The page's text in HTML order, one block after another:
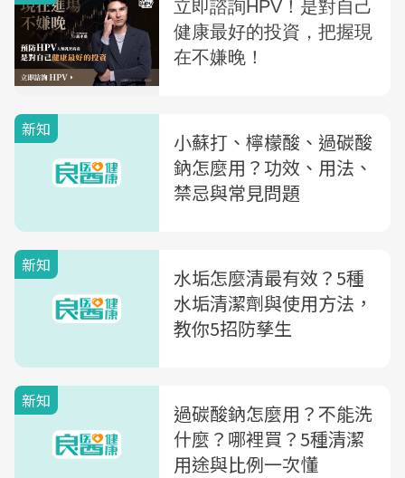
新知
小蘇打、檸檬酸、過碳酸
鈉怎麼用？功效、用法、
禁忌與常見問題
新知
水垢怎麼清最有效？5種
水垢清潔劑與使用方法，
教你5招防孳生
新知
過碳酸鈉怎麼用？不能洗
什麼？哪裡買？5種清潔
用途與比例一次懂